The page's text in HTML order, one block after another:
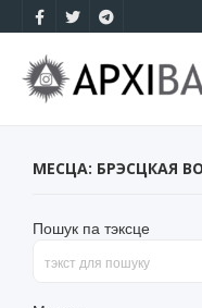
МЕСЦА: БРЭСЦКАЯ
Пошук па тэксце